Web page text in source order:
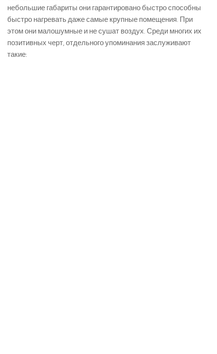
небольшие габариты они гарантировано быстро способны
быстро нагревать даже самые крупные помещения. При
этом они малошумные и не сушат воздух. Среди многих их
позитивных черт, отдельного упоминания заслуживают
такие: